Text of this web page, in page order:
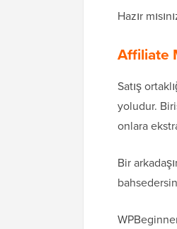
Hazır
Affiliate
Satış
yoludur.
onlara
Bir